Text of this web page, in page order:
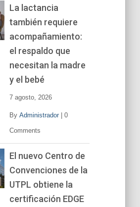
La lactancia
también requiere
acompañamiento:
el respaldo que
necesitan la madre
y el bebé
7 agosto, 2026
By Administrador| 0
Comments
El nuevo Centro de
Convenciones de la
UTPL obtiene la
certificación EDGE